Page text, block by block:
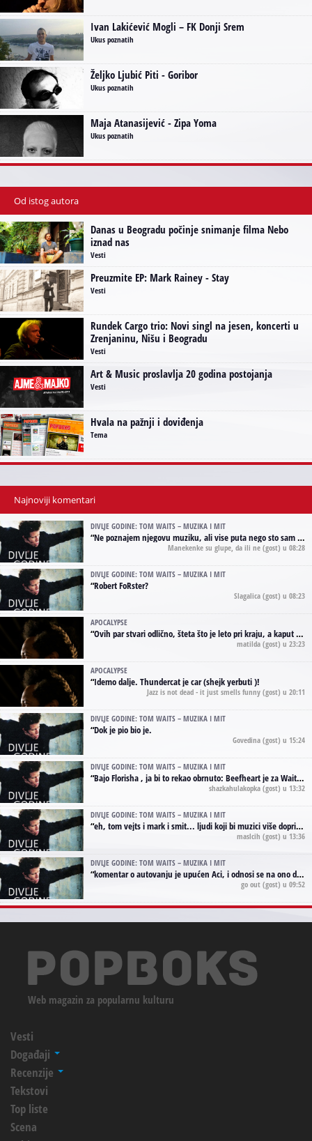
Ivan Lakićević Mogli – FK Donji Srem
Ukus poznatih
Željko Ljubić Piti - Goribor
Ukus poznatih
Maja Atanasijević - Zipa Yoma
Ukus poznatih
Od istog autora
Danas u Beogradu počinje snimanje filma Nebo
iznad nas
Vesti
Preuzmite EP: Mark Rainey - Stay
Vesti
Rundek Cargo trio: Novi singl na jesen, koncerti u
Zrenjaninu, Nišu i Beogradu
Vesti
Art & Music proslavlja 20 godina postojanja
Vesti
Hvala na pažnji i doviđenja
Tema
Najnoviji komentari
DIVLJE GODINE: TOM WAITS – MUZIKA I MIT
“Ne poznajem njegovu muziku, ali vise puta nego sto sam to zazeleo gledao sam njegove umjetnicke slike na raznim stranama interneta. Te stoga zakljucujem da je Tom Waits Lady Gaga muzike namrstenih, ma
Manekenke su glupe, da ili ne (gost) u 08:28
DIVLJE GODINE: TOM WAITS – MUZIKA I MIT
“Robert FoRster?
Slagalica (gost) u 08:23
APOCALYPSE
“Ovih par stvari odlično, šteta što je leto pri kraju, a kaput koji te vervoatno podseća na pirotski ćilim je iz tradicije Navaho indijanaca ;)
matilda (gost) u 23:23
APOCALYPSE
“Idemo dalje. Thundercat je car (shejk yerbuti )!
Jazz is not dead - it just smells funny (gost) u 20:11
DIVLJE GODINE: TOM WAITS – MUZIKA I MIT
“Dok je pio bio je.
Govedina (gost) u 15:24
DIVLJE GODINE: TOM WAITS – MUZIKA I MIT
“Bajo Florisha , ja bi to rekao obrnuto: Beefheart je za Waitsa, isto sto i Hendrix za Lenny Kravitza
shazkahulakopka (gost) u 13:32
DIVLJE GODINE: TOM WAITS – MUZIKA I MIT
“eh, tom vejts i mark i smit... ljudi koji bi muzici više doprineli da su radili kao vozači tramvaja u gsp-u.
maslcih (gost) u 13:36
DIVLJE GODINE: TOM WAITS – MUZIKA I MIT
“komentar o autovanju je upućen Aci, i odnosi se na ono drugo autovanje...'senzualnost Waitsa' ;)
go out (gost) u 09:52
Web magazin za popularnu kulturu
Vesti
Događaji
Recenzije
Tekstovi
Top liste
Scena